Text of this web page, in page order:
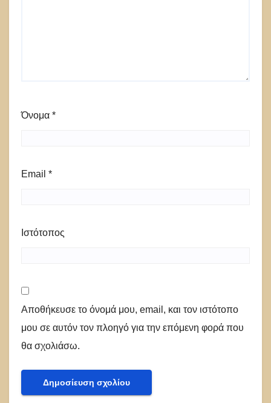
Όνομα *
Email *
Ιστότοπος
Αποθήκευσε το όνομά μου, email, και τον ιστότοπο
μου σε αυτόν τον πλοηγό για την επόμενη φορά που
θα σχολιάσω.